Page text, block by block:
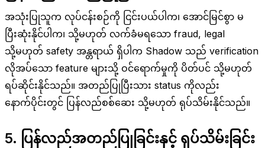
အသုံးပြုသူက လုပ်ငန်းစဉ်ကို ငြင်းပယ်ပါက၊ အောင်မြင်စွာ မ
ပြီးဆုံးနိုင်ပါက၊ သို့မဟုတ် လက်ခံမရသော fraud, legal
သို့မဟုတ် safety အန္တရာယ် ရှိပါက Shadow သည် verification
လိုအပ်သော feature များသို့ ဝင်ရောက်မှုကို ပိတ်ပင် သို့မဟုတ်
ရပ်ဆိုင်းနိုင်သည်။ အတည်ပြုပြီးသား status ကိုလည်း
နောက်ပိုင်းတွင် ပြန်လည်စစ်ဆေး သို့မဟုတ် ရုပ်သိမ်းနိုင်သည်။
5. ပြန်လည်အတည်ပြုခြင်းနှင့် ရုပ်သိမ်းခြင်း